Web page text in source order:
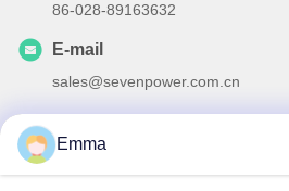
86-028-89163632
E-mail
sales@sevenpower.com.cn
Emma